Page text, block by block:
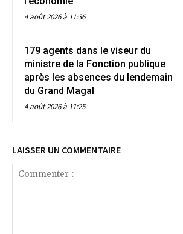
4 août 2026 à 11:36
179 agents dans le viseur du
ministre de la Fonction publique
après les absences du lendemain
du Grand Magal
4 août 2026 à 11:25
LAISSER UN COMMENTAIRE